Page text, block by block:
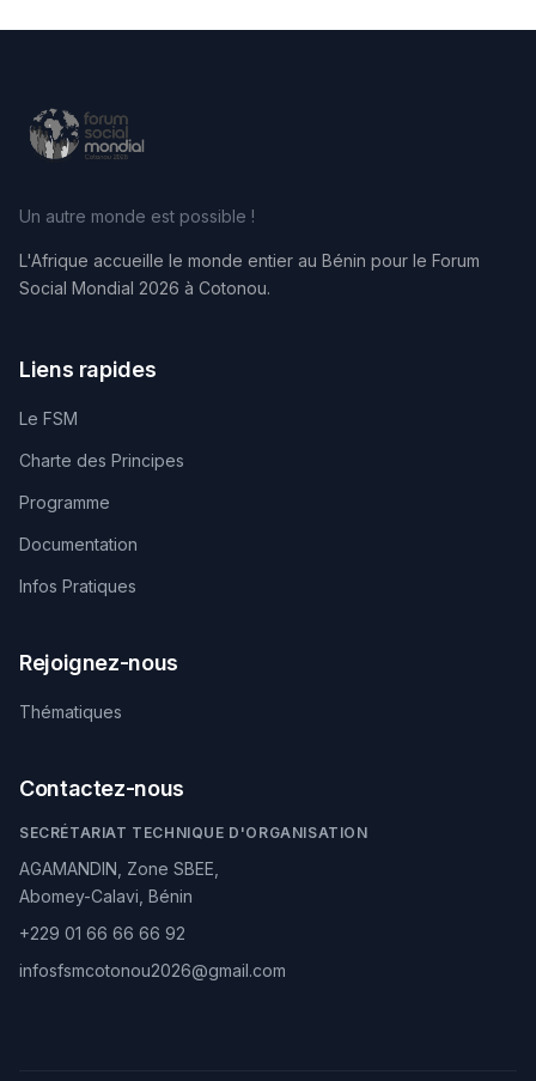
Un autre monde est possible !
L'Afrique accueille le monde entier au Bénin pour le Forum
Social Mondial 2026 à Cotonou.
Liens rapides
Le FSM
Charte des Principes
Programme
Documentation
Infos Pratiques
Rejoignez-nous
Thématiques
Contactez-nous
SECRÉTARIAT TECHNIQUE D'ORGANISATION
AGAMANDIN, Zone SBEE,
Abomey-Calavi, Bénin
+229 01 66 66 66 92
infosfsmcotonou2026@gmail.com